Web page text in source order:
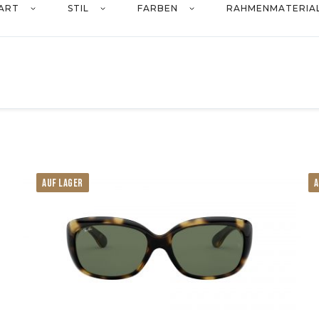
STIL FARBEN RAHMENMATERIAL
AUF LAGER